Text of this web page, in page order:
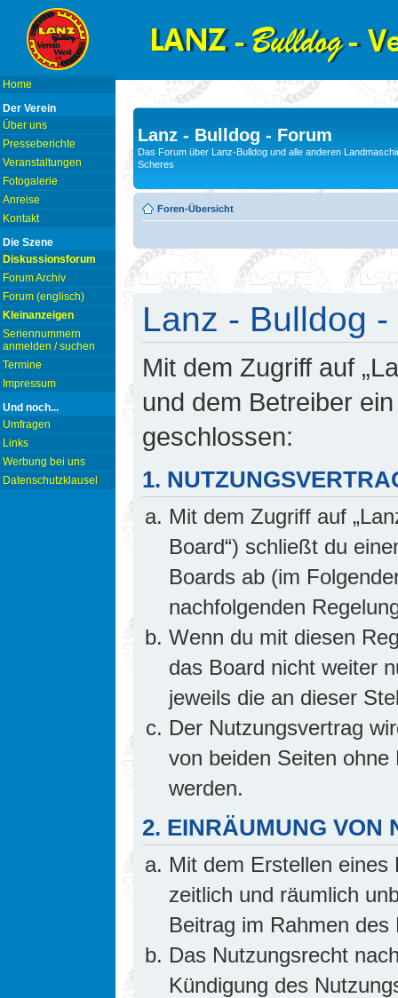
Home
Der Verein
Über uns
Presseberichte
Veranstaltungen
Fotogalerie
Anreise
Kontakt
Die Szene
Diskussionsforum
Forum Archiv
Forum (englisch)
Kleinanzeigen
Seriennummern
anmelden / suchen
Termine
Impressum
Und noch...
Umfragen
Links
Werbung bei uns
Datenschutzklausel
Lanz - Bulldog - Forum
Das Forum über Lanz-Bulldog und alle anderen
Scheres
Foren-Übersicht
Lanz - Bulldog
Mit dem Zugriff auf
und dem Betreiber
geschlossen:
1.
Mit dem Zugriff auf
Board“) schließt du
Boards ab (im
nachfolgenden
Wenn du mit diesen
das Board nicht weiter
jeweils die an dieser
Der Nutzungsvertrag
von beiden Seiten
werden.
2. EINRÄUMUNG VON
Mit dem Erstellen
zeitlich und räumlich
Beitrag im Rahmen
Das Nutzungsrecht
Kündigung des